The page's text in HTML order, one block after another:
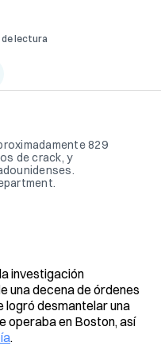
lectura
829
de crack, y
investigación
una decena de órdenes
logró desmantelar una
operaba en Boston, así
.